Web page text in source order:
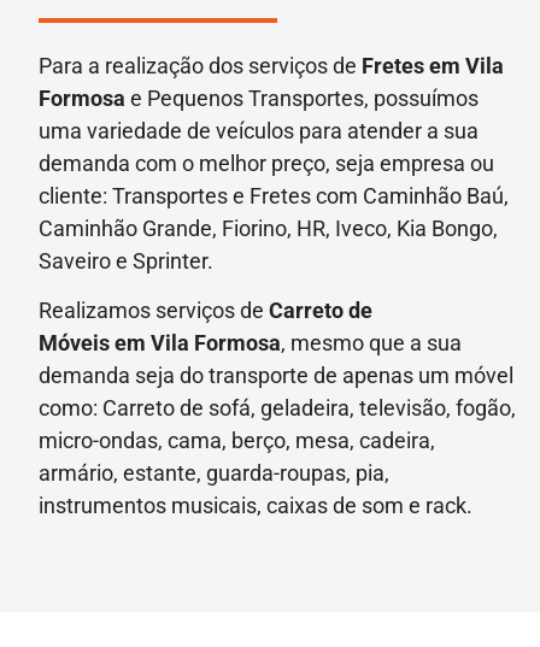
Para a realização dos serviços de Fretesem Vila
Formosa e Pequenos Transportes, possuímos
uma variedade de veículos para atender a sua
demanda com o melhor preço, seja empresa ou
cliente: Transportes e Fretes com Caminhão Baú,
Caminhão Grande, Fiorino, HR, Iveco, Kia Bongo,
Saveiro e Sprinter.
Realizamos serviços de Carreto de
Móveisem Vila Formosa, mesmo que a sua
demanda seja do transporte de apenas um móvel
como: Carreto de sofá, geladeira, televisão, fogão,
micro-ondas, cama, berço, mesa, cadeira,
armário, estante, guarda-roupas, pia,
instrumentos musicais, caixas de som e rack.